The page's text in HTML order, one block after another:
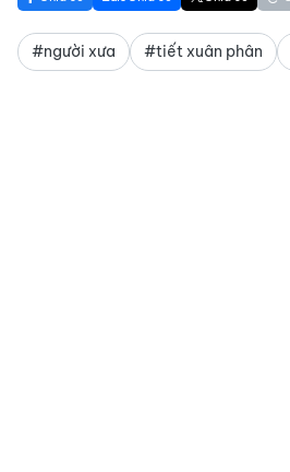
#người xưa #tiết xuân phân